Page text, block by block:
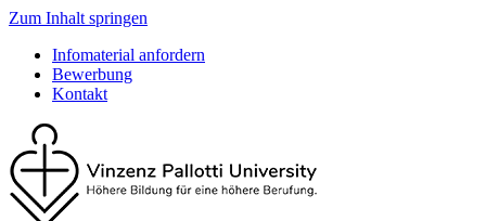
Zum Inhalt springen
Infomaterial anfordern
Bewerbung
Kontakt